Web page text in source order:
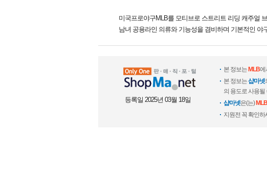
미국프로야구MLB를 모티브로 스트리트 리딩 캐주얼
남녀 공용라인 의류와 기능성을 겸비하며 기본적인 야
등록일 2025년 03월 18일
본 정보는 MLB에
본 정보는샵마넷
의 용도로 사용될
샵마넷은(는) MLB
지원전 꼭 확인하